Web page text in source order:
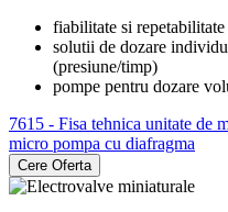
fiabilitate si
solutii de dozare
(presiune/timp)
pompe pentru dozare
7615 - Fisa tehnica unitate de
micro pompa cu diafragma
Cere Oferta